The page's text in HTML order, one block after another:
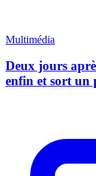
Multimédia
Deux jours
enfin et sort un